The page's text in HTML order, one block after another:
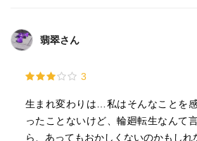
翡翠さん
3
生まれ変わりは…私はそんなことを
ったことないけど、輪廻転生なんて
ら、あってもおかしくないのかもしれ